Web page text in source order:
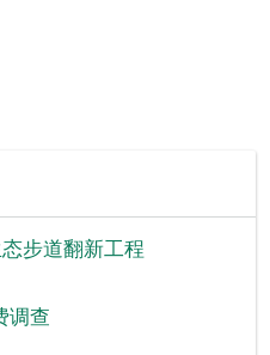
步道翻新工程
调查